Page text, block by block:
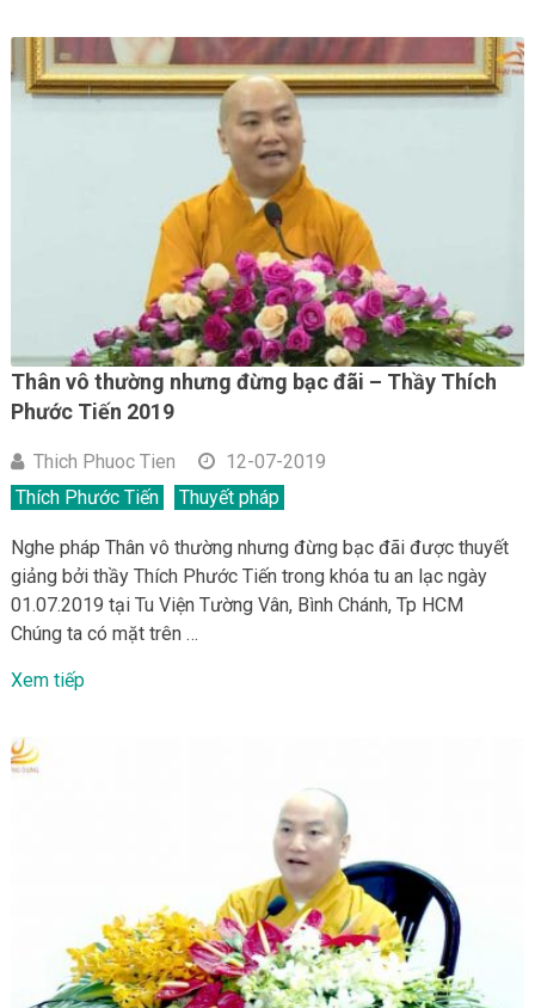
Thân vô thường nhưng đừng bạc đãi – Thầy Thích
Phước Tiến 2019
Thich Phuoc Tien
12-07-2019
Thích Phước Tiến
Thuyết pháp
Nghe pháp Thân vô thường nhưng đừng bạc đãi được thuyết
giảng bởi thầy Thích Phước Tiến trong khóa tu an lạc ngày
01.07.2019 tại Tu Viện Tường Vân, Bình Chánh, Tp HCM
Chúng ta có mặt trên …
Xem tiếp